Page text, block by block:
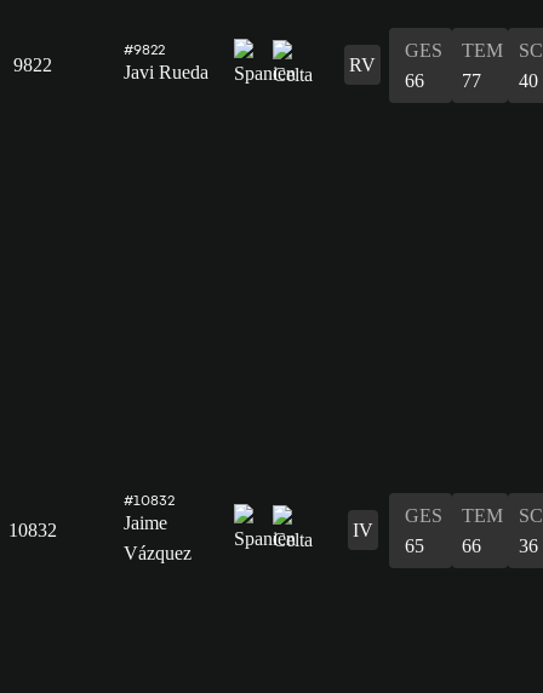
9822
#9822
Javi Rueda RV
GES
66
TEM
77
40
10832
#10832
Jaime
Vázquez
IV
GES
65
TEM
66
36